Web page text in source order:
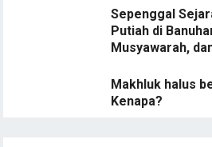
Sepenggal
Putiah di
Musyawarah,
Makhluk halus
Kenapa?